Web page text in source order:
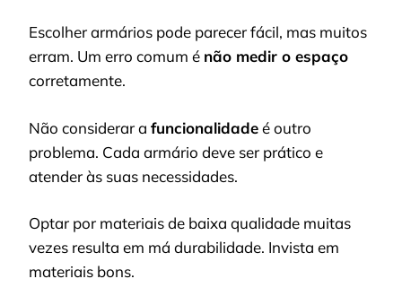
Escolher armários pode parecer fácil, mas muitos
erram. Um erro comum é não medir o espaço
corretamente.
Não considerar a funcionalidadeé outro
problema. Cada armário deve ser prático e
atender às suas necessidades.
Optar por materiais de baixa qualidade muitas
vezes resulta em má durabilidade. Invista em
materiais bons.